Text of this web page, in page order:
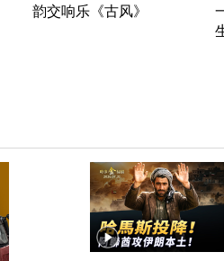
韵交响乐《古风》